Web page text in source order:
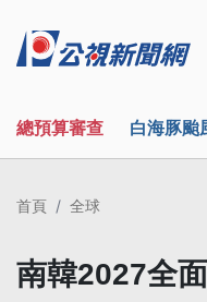
總預算審查 白海豚颱
首頁 全球
南韓2027全